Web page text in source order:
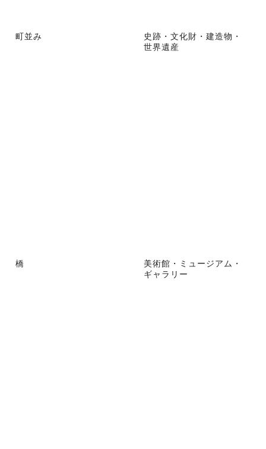
町並み
史跡・文化財・建造物・
世界遺産
橋
美術館・ミュージアム・
ギャラリー